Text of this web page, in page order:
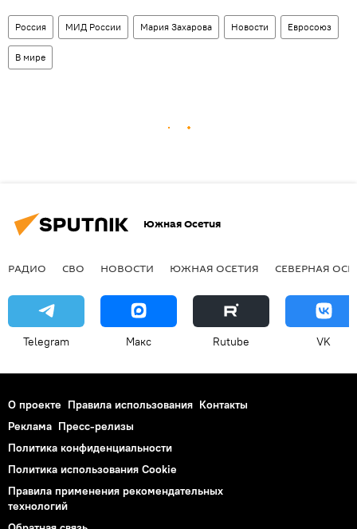
Россия МИД России Мария Захарова Новости Евросоюз
В мире
Южная Осетия
РАДИО СВО НОВОСТИ ЮЖНАЯ ОСЕТИЯ СЕВЕРНАЯ
Telegram Макс Rutube VK
О проекте Правила использования Контакты
Реклама Пресс-релизы
Политика конфиденциальности
Политика использования Cookie
Правила применения рекомендательных
технологий